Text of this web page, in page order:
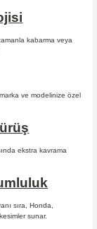
kabarma veya
ve modelinize özel
ekstra kavrama
sıra, Honda,
sunar.